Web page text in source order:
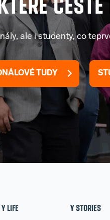
ale i studenty, co
TUDY
Y LIFE Y STORIES